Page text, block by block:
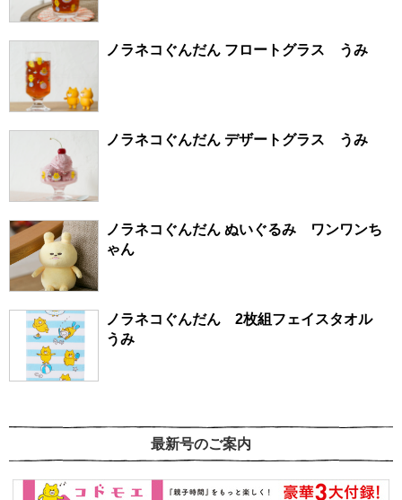
ノラネコぐんだん フロートグラス うみ
ノラネコぐんだん デザートグラス うみ
ノラネコぐんだん ぬいぐるみ ワンワンち
ゃん
ノラネコぐんだん 2枚組フェイスタオル
うみ
最新号のご案内